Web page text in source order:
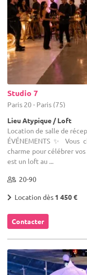
Studio 7
Paris 20 - Paris (75)
Lieu Atypique / Loft
Location de salle de
ÉVÉNEMENTS ✨
charme pour célébrer
est un loft au ...
20-90
Location dès 1 450 €
Contacter